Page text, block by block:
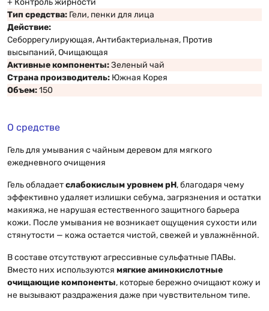
Тип средства: Гели, пенки для лица
Действие:
Себоррегулирующая, Антибактериальная, Против
высыпаний, Очищающая
Активные компоненты:Зеленый чай
Страна производитель: Южная Корея
Объем:150
О средстве
Гель для умывания с чайным деревом для мягкого
ежедневного очищения
Гель обладаетслабокислым уровнем pH, благодаря чему
эффективно удаляет излишки себума, загрязнения и остатки
макияжа, не нарушая естественного защитного барьера
кожи. После умывания не возникает ощущения сухости или
стянутости — кожа остается чистой, свежей и увлажнённой.
В составе отсутствуют агрессивные сульфатные ПАВы.
Вместо них используются мягкие аминокислотные
очищающие компоненты, которые бережно очищают кожу и
не вызывают раздражения даже при чувствительном типе.